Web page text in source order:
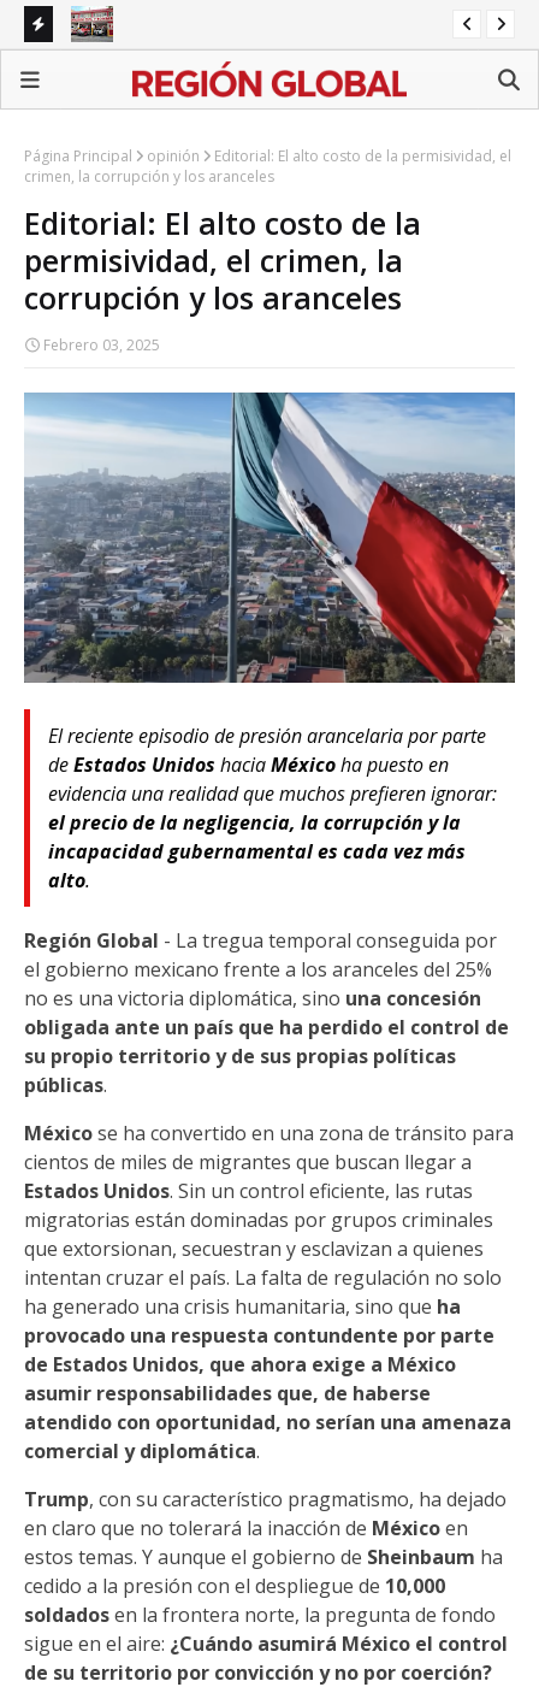
Protección Civil de Tehuacán denuncia carencias y
Barroso responde con un comunicado
Página Principal opinión
Editorial: El alto costo de la permisividad, el
crimen, la corrupción y los aranceles
Editorial: El alto costo de la
permisividad, el crimen, la
corrupción y los aranceles
Febrero 03, 2025
El reciente episodio de presión arancelaria por parte
deEstados Unidos haciaMéxicoha puesto en
evidencia una realidad que muchos prefieren ignorar:
el precio de la negligencia, la corrupción y la
incapacidad gubernamental es cada vez más
alto.
Región Global - La tregua temporal conseguida por
el gobierno mexicano frente a los aranceles del 25%
no es una victoria diplomática, sino una concesión
obligada ante un país que ha perdido el control de
su propio territorio y de sus propias políticas
públicas.
Méxicose ha convertido en una zona de tránsito para
cientos de miles de migrantes que buscan llegar a
Estados Unidos. Sin un control eficiente, las rutas
migratorias están dominadas por grupos criminales
que extorsionan, secuestran y esclavizan a quienes
intentan cruzar el país. La falta de regulación no solo
ha generado una crisis humanitaria, sino que ha
provocado una respuesta contundente por parte
de Estados Unidos, que ahora exige a México
asumir responsabilidades que, de haberse
atendido con oportunidad, no serían una amenaza
comercial y diplomática.
Trump, con su característico pragmatismo, ha dejado
en claro que no tolerará la inacción de Méxicoen
estos temas. Y aunque el gobierno de Sheinbaum ha
cedido a la presión con el despliegue de 10,000
soldadosen la frontera norte, la pregunta de fondo
sigue en el aire: ¿Cuándo asumirá México el control
de su territorio por convicción y no por coerción?